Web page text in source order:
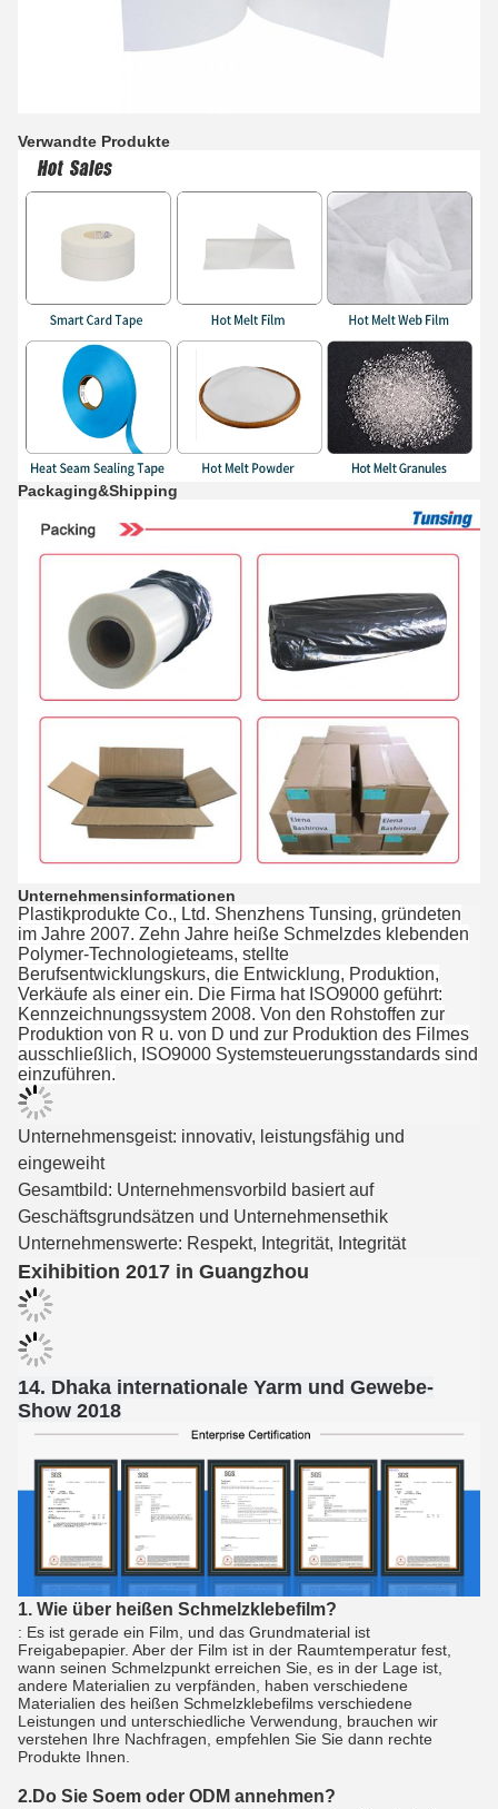
Verwandte Produkte
Packaging&Shipping
Unternehmensinformationen
Plastikprodukte Co., Ltd. Shenzhens Tunsing, gründeten
im Jahre 2007. Zehn Jahre heiße Schmelzdes klebenden
Polymer-Technologieteams, stellte
Berufsentwicklungskurs, die Entwicklung, Produktion,
Verkäufe als einer ein. Die Firma hat ISO9000 geführt:
Kennzeichnungssystem 2008. Von den Rohstoffen zur
Produktion von R u. von D und zur Produktion des Filmes
ausschließlich, ISO9000 Systemsteuerungsstandards sind
einzuführen.
Unternehmensgeist: innovativ, leistungsfähig und
eingeweiht
Gesamtbild: Unternehmensvorbild basiert auf
Geschäftsgrundsätzen und Unternehmensethik
Unternehmenswerte: Respekt, Integrität, Integrität
Exihibition 2017 in Guangzhou
14. Dhaka internationale Yarm und Gewebe-
Show 2018
1. Wie über heißen Schmelzklebefilm?
: Es ist gerade ein Film, und das Grundmaterial ist
Freigabepapier. Aber der Film ist in der Raumtemperatur fest,
wann seinen Schmelzpunkt erreichen Sie, es in der Lage ist,
andere Materialien zu verpfänden, haben verschiedene
Materialien des heißen Schmelzklebefilms verschiedene
Leistungen und unterschiedliche Verwendung, brauchen wir
verstehen Ihre Nachfragen, empfehlen Sie Sie dann rechte
Produkte Ihnen.
2.Do Sie Soem oder ODM annehmen?